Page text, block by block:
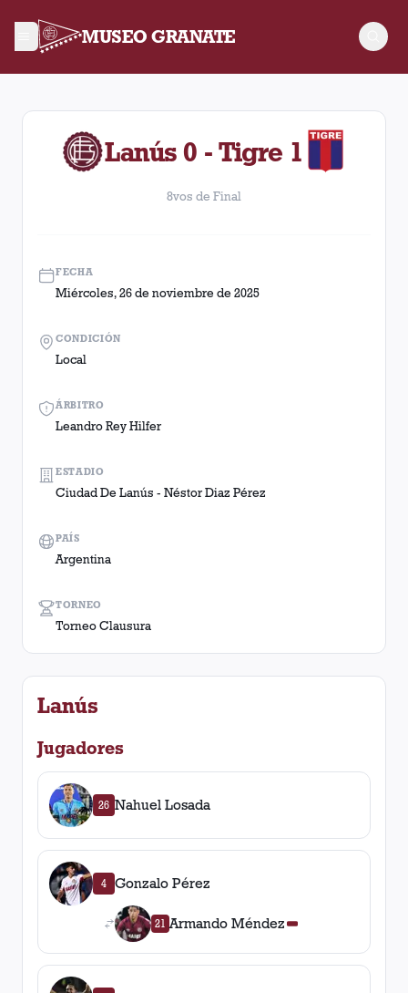
MUSEO GRANATE
8vos de Final. Partido entre Lanús y Tigre disputado el
Lanús 0 - Tigre 1
8vos de Final
FECHA
Miércoles, 26 de noviembre de 2025
ÁRBITRO
Leandro Rey Hilfer
TORNEO
Torneo Clausura
CONDICIÓN
Local
ESTADIO
Ciudad De Lanús - Néstor Diaz Pérez
PAÍS
Argentina
Lanús
Jugadores
26 Nahuel Losada
4 Gonzalo Pérez
21 Armando Méndez